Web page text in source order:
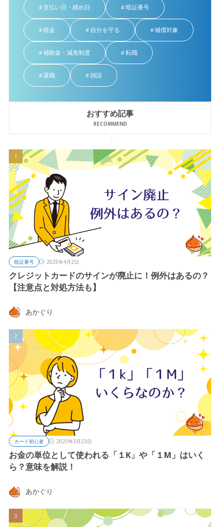
支払い日・締め日 暗証番号
税金 自分を守る 補償対象
補助金・減免制度 転職
退職 雑談
おすすめ記事
RECOMMEND
暗証番号 2025年4月2日
クレジットカードのサインが廃止に！例外はあるの？
【注意点と対処方法も】
あかぐり
カード初心者 2025年3月23日
お金の単位として使われる「１K」や「１M」はいく
ら？意味を解説！
あかぐり